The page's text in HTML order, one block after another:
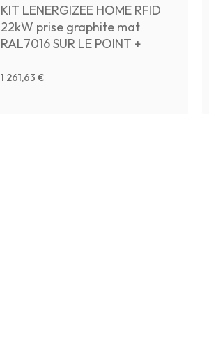
KIT LENERGIZEE HOME RFID
22kW prise graphite mat
RAL7016 SUR LE POINT +
1 261,63 €